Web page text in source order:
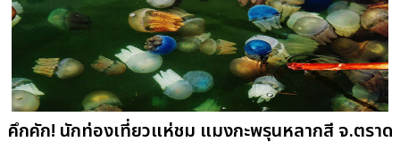
คึกคัก! นักท่องเที่ยวแห่ชม แมงกะพรุนหลากสี จ.ตราด